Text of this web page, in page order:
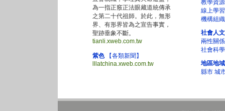
為一指正竅正法眼藏道統傳承
之第二十代祖師。於此，無形
界、有形界皆為之宣告事實，
聖跡垂象不斷。
tianli.xweb.com.tw
紫色
【各類新聞】
lllatchina.xweb.com.tw
教學資源
線上學習
機構組織
社會人文
兩性關係
社會科學
地區地域
縣市 城